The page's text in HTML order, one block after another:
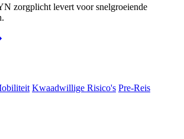
zorgplicht levert voor snelgroeiende
Kwaadwillige Risico's Pre-Reis